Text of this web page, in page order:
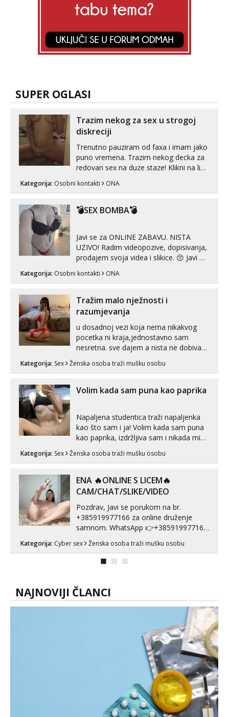
SUPER OGLASI
Trazim nekog za sex u strogoj
diskreciji
Trenutno pauziram od faxa i imam jako
puno vremena. Trazim nekog decka za
redovan sex na duze staze! Klikni na link
Kategorija: Osobni kontakti ONA
💣SEX BOMBA💣
Javi se za ONLINE ZABAVU. NISTA
UZIVO! Radim videopozive, dopisivanja,
prodajem svoja videa i slikice. 😚 Javi mi
Telegram. +385 91 723 0045
Kategorija: Osobni kontakti ONA
Tražim malo nježnosti i
razumjevanja
u dosadnoj vezi koja nema nikakvog
pocetka ni kraja,jednostavno sam
nesretna. sve dajem a nista ne dobivam
zadovoljiti moje potrebe,ne trazim puno
volim njezan seks i njezne poljupce po
tijelu koji me jako pale,obozavam kad
Kategorija: Sex Ženska osoba traži mušku osobu
Volim kada sam puna kao paprika
Napaljena studentica traži napaljenka
kao što sam i ja! Volim kada sam puna
kao paprika, izdržljiva sam i nikada mi
puta dnevno bilo kad i bilo gdje zato se
link ispod i nadji me tamo, cekam te!
Kategorija: Sex Ženska osoba traži mušku osobu
ENA 🔥ONLINE S LICEM🔥
CAM/CHAT/SLIKE/VIDEO
Pozdrav, Javi se porukom na br.
+385919977166 za online druženje
samnom. WhatsApp 👉+385919977166
Telegram 👉@enafriedrichkis Radim
videopozive s licem, solo i s partnerom,
kolegicama (Tina&Natali), razne
seksa, puš...
Kategorija: Cyber sex Ženska osoba traži mušku osobu
NAJNOVIJI ČLANCI